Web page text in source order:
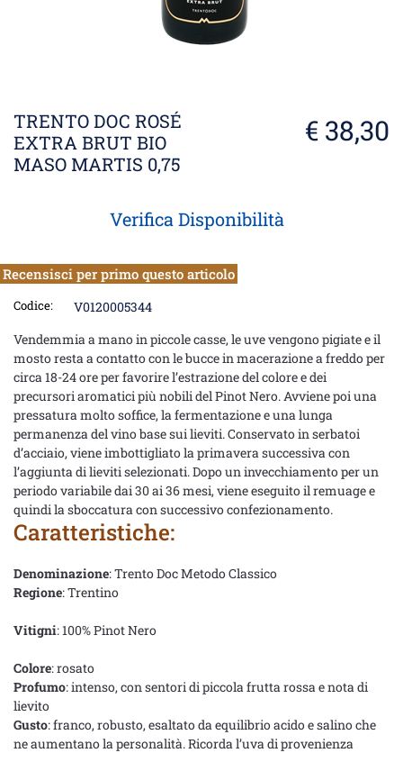
TRENTO DOC ROSÉ
EXTRA BRUT BIO
MASO MARTIS 0,75
€ 38,30
Verifica Disponibilità
Recensisci per primo questo articolo
Codice:
V0120005344
Vendemmia a mano in piccole casse, le uve vengono pigiate e il
mosto resta a contatto con le bucce in macerazione a freddo per
circa 18-24 ore per favorire l’estrazione del colore e dei
precursori aromatici più nobili del Pinot Nero. Avviene poi una
pressatura molto soffice, la fermentazione e una lunga
permanenza del vino base sui lieviti. Conservato in serbatoi
d’acciaio, viene imbottigliato la primavera successiva con
l’aggiunta di lieviti selezionati. Dopo un invecchiamento per un
periodo variabile dai 30 ai 36 mesi, viene eseguito il remuage e
quindi la sboccatura con successivo confezionamento.
Caratteristiche:
Denominazione: Trento Doc Metodo Classico
Regione: Trentino
Vitigni: 100% Pinot Nero
Colore: rosato
Profumo: intenso, con sentori di piccola frutta rossa e nota di
lievito
Gusto: franco, robusto, esaltato da equilibrio acido e salino che
ne aumentano la personalità. Ricorda l’uva di provenienza